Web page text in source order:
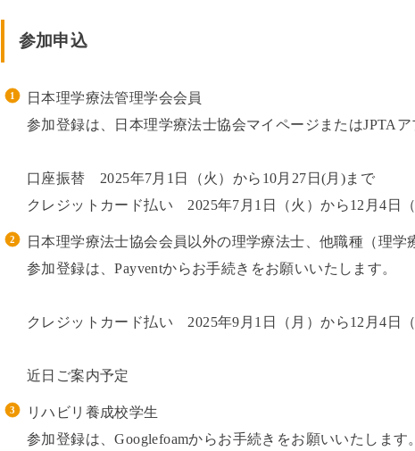
参加申込
日本理学療法管理学会会員
参加登録は、日本理学療法士協会マイページまたはJPTAア
口座振替 2025年7月1日（火）から10月27日(月)まで
クレジットカード払い 2025年7月1日（火）から12月4日
日本理学療法士協会会員以外の理学療法士、他職種（理学
参加登録は、Payventからお手続きをお願いいたします。
クレジットカード払い 2025年9月1日（月）から12月4日
近日ご案内予定
リハビリ養成校学生
参加登録は、Googlefoamからお手続きをお願いいたします。